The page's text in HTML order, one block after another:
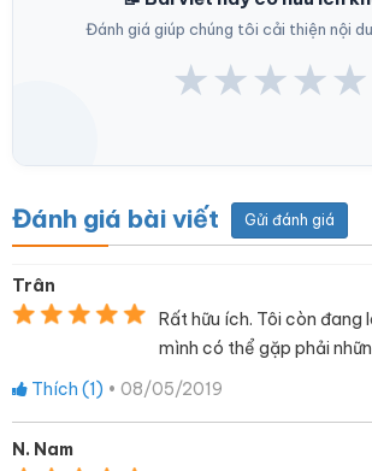
Đánh giá giúp chúng tôi cải thiện nội
★★★★★
Đánh giá bài viết Gửi đánh giá
Trân
Rất hữu ích. Tôi còn đang
mình có thể gặp phải
Thích (1 ) • 08/05/2019
N. Nam